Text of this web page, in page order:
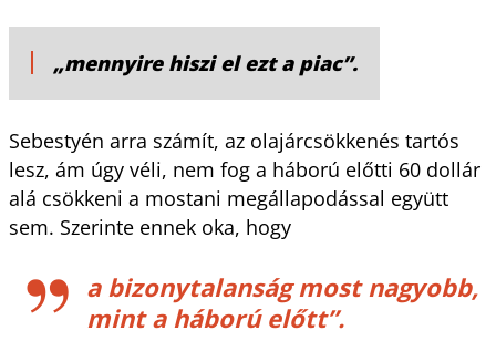
„mennyire hiszi el ezt a piac”.
Sebestyén arra számít, az olajárcsökkenés tartós
lesz, ám úgy véli, nem fog a háború előtti 60 dollár
alá csökkeni a mostani megállapodással együtt
sem. Szerinte ennek oka, hogy
a bizonytalanság most nagyobb,
mint a háború előtt”.